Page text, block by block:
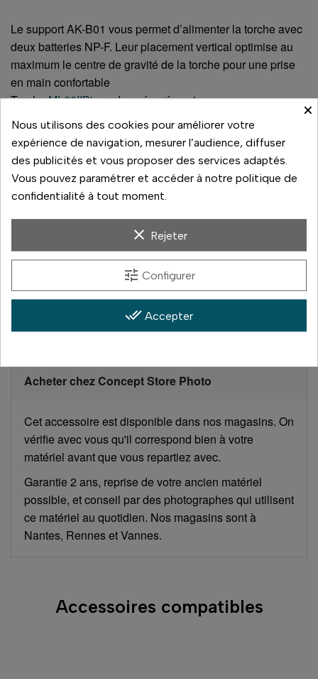
Le support AK-B01 vous permet d’alimenter la torche avec
deux batteries NP-F. Leur placement vertical optimise au
maximum le centre de gravité de la torche pour une prise
en main confortable
TorcheML60IIBivendue séparément
ml60iibi
À voir aussi sur la boutique
Kit accessoires AK-R1(49 €)
Batterie VB26 (V1, V860III, MF-R76)(60 €)
Diffuseur pliable AK-R22(22 €)
Transmetteur X2T-C pour Canon
Acheter chez Concept Store Photo
Cet accessoire est disponible dans nos magasins. On
vérifie avec vous qu'il correspond bien à votre
matériel avant que vous repartiez avec.
Garantie 2 ans, reprise de votre ancien matériel
possible, et conseil par des photographes qui utilisent
ce matériel au quotidien. Nos magasins sont à
Nantes, Rennes et Vannes.
Accessoires compatibles
×
Nous utilisons des cookies pour améliorer votre
expérience de navigation, mesurer l’audience, diffuser
des publicités et vous proposer des services adaptés.
Vous pouvez paramétrer et accéder à notre politique de
confidentialité à tout moment.
clear Rejeter
tune Configurer
done_all Accepter